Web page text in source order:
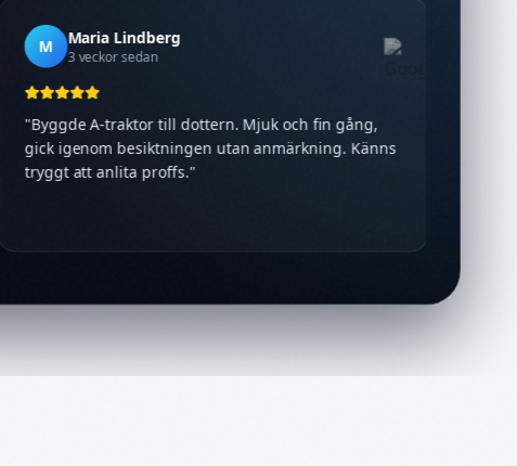
M Maria Lindberg
3 veckor sedan
"Byggde A-traktor till dottern. Mjuk och fin gång,
gick igenom besiktningen utan anmärkning. Känns
tryggt att anlita proffs.